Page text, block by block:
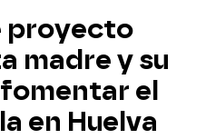
proyecto
madre y su
el
en Huelva